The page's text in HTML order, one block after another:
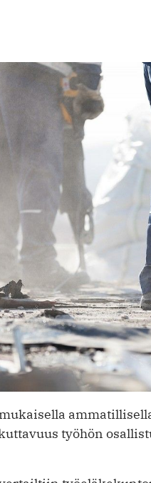
työhön